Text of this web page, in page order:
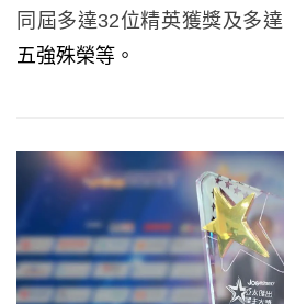
同屆多達32位精英獲獎及多達
五強殊榮等。